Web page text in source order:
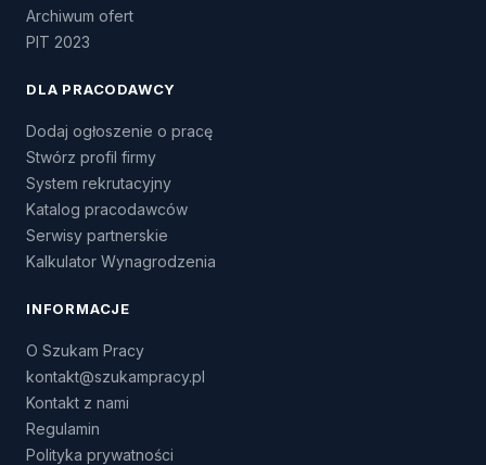
Archiwum ofert
PIT 2023
DLA PRACODAWCY
Dodaj ogłoszenie o pracę
Stwórz profil firmy
System rekrutacyjny
Katalog pracodawców
Serwisy partnerskie
Kalkulator Wynagrodzenia
INFORMACJE
O Szukam Pracy
kontakt@szukampracy.pl
Kontakt z nami
Regulamin
Polityka prywatności